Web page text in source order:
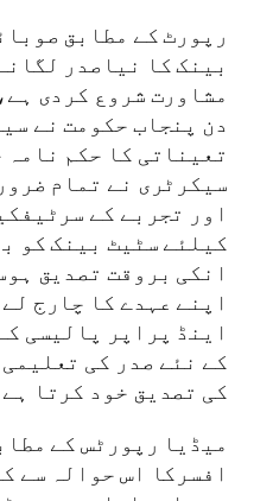
رپورٹ کے مطابق
بینک کا نیاصدر
مشاورت شروع کردی
دن پنجاب حکومت نے
تعیناتی کا حکم
سیکرٹری نے تمام
اور تجربے کے
کیلئے سٹیٹ بینک کو
انکی بروقت تصدیق
اپنے عہدے کا چارج
اینڈ پراپر پالیسی
کے نئے صدر کی
کی تصدیق خود کرتا
میڈیا رپورٹس کے
افسرکا اس حوالہ سے